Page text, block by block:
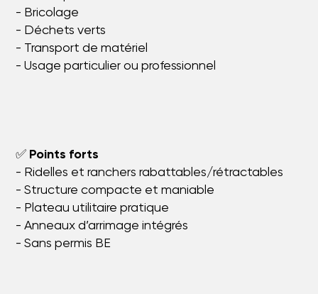
- Bricolage
- Déchets verts
- Transport de matériel
- Usage particulier ou professionnel
✅ Points forts
- Ridelles et ranchers rabattables/rétractables
- Structure compacte et maniable
- Plateau utilitaire pratique
- Anneaux d’arrimage intégrés
- Sans permis BE